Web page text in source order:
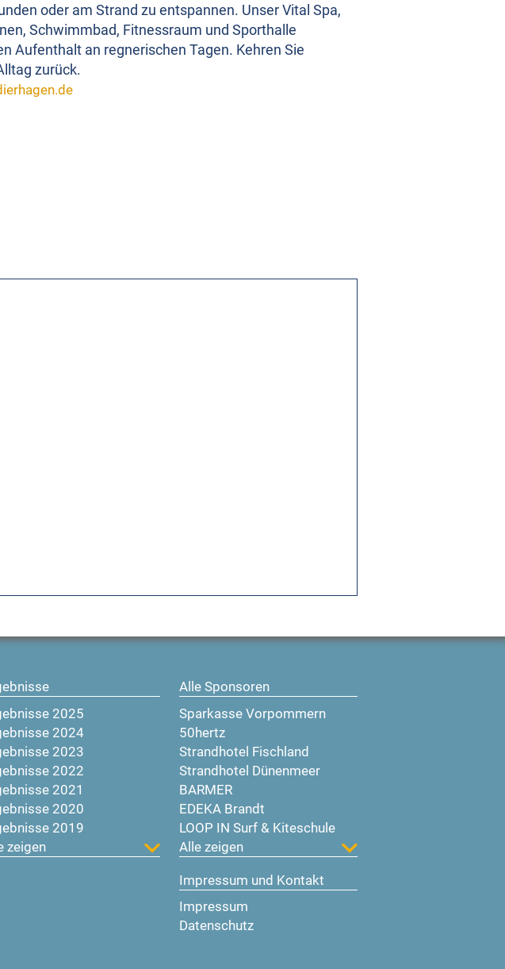
oder am Strand zu entspannen. Unser Vital Spa,
Schwimmbad, Fitnessraum und Sporthalle
Aufenthalt an regnerischen Tagen. Kehren Sie
zurück.
2025
2024
2023
2022
2021
2020
2019
zeigen
Alle Sponsoren
Sparkasse Vorpommern
50hertz
Strandhotel Fischland
Strandhotel Dünenmeer
BARMER
EDEKA Brandt
LOOP IN Surf & Kiteschule
Alle zeigen
Impressum und Kontakt
Impressum
Datenschutz